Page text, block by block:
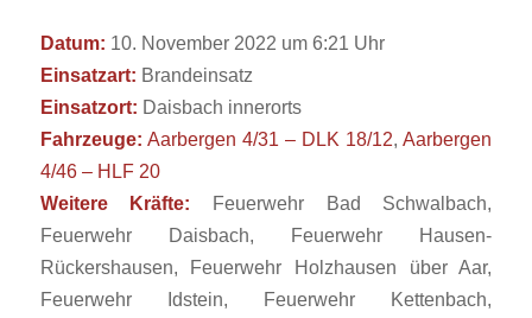
Datum: 10. November 2022 um 6:21 Uhr
Einsatzart: Brandeinsatz
Einsatzort: Daisbach innerorts
Fahrzeuge: Aarbergen 4/31 – DLK 18/12,Aarbergen
4/46 – HLF 20
Weitere Kräfte: Feuerwehr Bad Schwalbach,
Feuerwehr Daisbach, Feuerwehr Hausen-
Rückershausen, Feuerwehr Holzhausen über Aar,
Feuerwehr Idstein, Feuerwehr Kettenbach,